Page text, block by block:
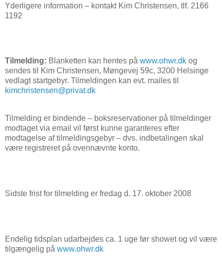
Yderligere information – kontakt Kim Christensen, tlf. 2166
1192
Tilmelding: Blanketten kan hentes på www.ohwr.dk og
sendes til Kim Christensen, Møngevej 59c, 3200 Helsinge
vedlagt startgebyr. Tilmeldingen kan evt. mailes til
kimchristensen@privat.dk
Tilmelding er bindende – boksreservationer på tilmeldinger
modtaget via email vil først kunne garanteres efter
modtagelse af tilmeldingsgebyr – dvs. indbetalingen skal
være registreret på ovennævnte konto.
Sidste frist for tilmelding er fredag d. 17. oktober 2008
Endelig tidsplan udarbejdes ca. 1 uge før showet og vil være
tilgængelig på www.ohwr.dk